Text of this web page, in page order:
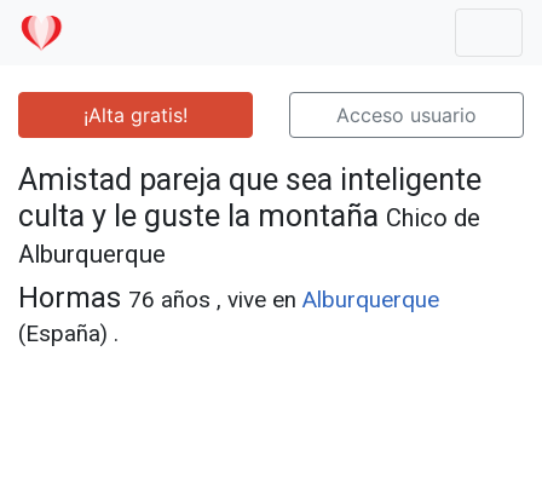
¡Alta gratis! Acceso usuario
Amistad pareja que sea inteligente
culta y le guste la montaña Chico de
Alburquerque
Hormas 76 años , vive en Alburquerque
(España) .